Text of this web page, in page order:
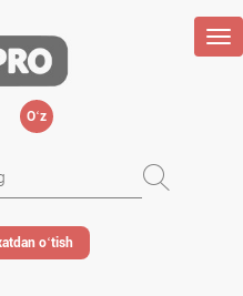
Oʻz
oʻtish